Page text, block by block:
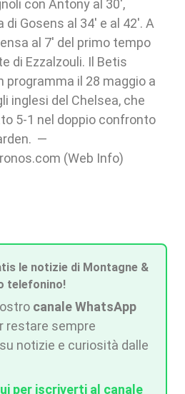
con Antony al 30',
Gosens al 34' e al 42'. A
al 7' del primo tempo
di Ezzalzouli. Il Betis
programma il 28 maggio a
inglesi del Chelsea, che
5-1 nel doppio confronto
—
(Web Info)
le notizie di Montagne &
telefonino!
canale WhatsApp
restare sempre
notizie e curiosità dalle
per iscriverti al canale